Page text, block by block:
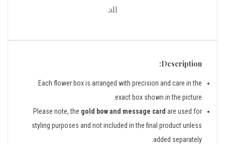
all.
Description:
Each flower box is arranged with precision and care in the
exact box shown in the picture.
Please note, the gold bow and message card are used for
styling purposes and not included in the final product unless
added separately.